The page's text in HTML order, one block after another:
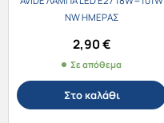
NW ΗΜΕΡΑΣ
2,90€
Σε απόθεμα
Στο καλάθι